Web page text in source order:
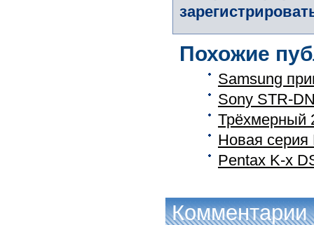
Похожие
Samsung
Sony STR-
Трёхмерный
Новая серия
Pentax K-x
Комментарии